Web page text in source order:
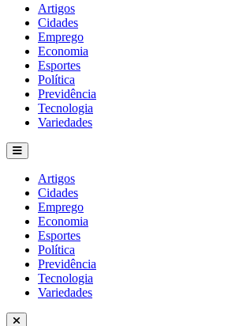
Artigos
Cidades
Emprego
Economia
Esportes
Política
Previdência
Tecnologia
Variedades
Artigos
Cidades
Emprego
Economia
Esportes
Política
Previdência
Tecnologia
Variedades